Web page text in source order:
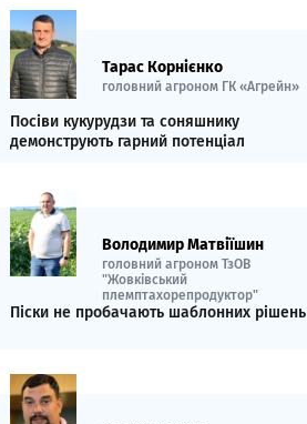
Тарас Корнієнко
головний агроном ГК «Агрейн»
Посіви кукурудзи та соняшнику
демонструють гарний потенціал
Володимир Матвіїшин
головний агроном ТзОВ
"Жовківський
племптахорепродуктор"
Піски не пробачають шаблонних рішень